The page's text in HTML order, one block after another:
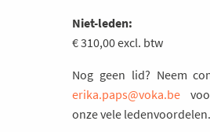
Niet-leden:
€ 310,00 excl. btw
Nog geen lid? Neem
erika.paps@voka.be
onze vele ledenvoordelen.